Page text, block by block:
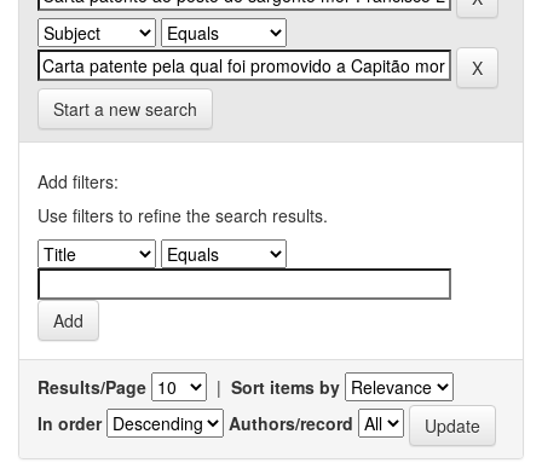
Start a new search
Add filters:
Use filters to refine the search results.
Results/Page | Sort items by
In order
Authors/record